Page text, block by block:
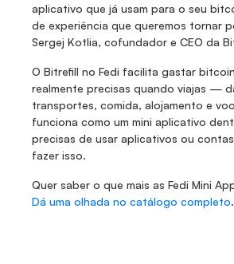
aplicativo que já usam para o seu
de experiência que queremos tornar
Sergej Kotlia, cofundador e CEO da
O Bitrefill no Fedi facilita gastar
realmente precisas quando viajas —
transportes, comida, alojamento e
funciona como um mini aplicativo
precisas de usar aplicativos ou
fazer isso.
Dá uma olhada no catálogo completo.